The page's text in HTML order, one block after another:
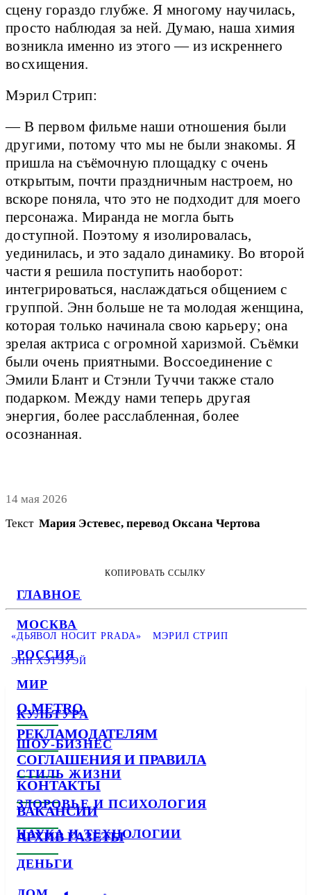
ГЛАВНОЕ
МОСКВА
РОССИЯ
МИР
КУЛЬТУРА
ШОУ-БИЗНЕС
СТИЛЬ ЖИЗНИ
ЗДОРОВЬЕ И ПСИХОЛОГИЯ
НАУКА И ТЕХНОЛОГИИ
ДЕНЬГИ
сцену гораздо глубже. Я многому научилась,
просто наблюдая за ней. Думаю, наша химия
возникла именно из этого — из искреннего
восхищения.
Мэрил Стрип:
— В первом фильме наши отношения были
другими, потому что мы не были знакомы. Я
пришла на съёмочную площадку с очень
открытым, почти праздничным настроем, но
вскоре поняла, что это не подходит для моего
персонажа. Миранда не могла быть
доступной. Поэтому я изолировалась,
уединилась, и это задало динамику. Во второй
части я решила поступить наоборот:
интегрироваться, наслаждаться общением с
группой. Энн больше не та молодая женщина,
которая только начинала свою карьеру; она
зрелая актриса с огромной харизмой. Съёмки
были очень приятными. Воссоединение с
Эмили Блант и Стэнли Туччи также стало
подарком. Между нами теперь другая
энергия, более расслабленная, более
осознанная.
14 мая 2026
Текст Мария Эстевес, перевод Оксана Чертова
КОПИРОВАТЬ ССЫЛКУ
«ДЬЯВОЛ НОСИТ PRADA» МЭРИЛ СТРИП
ЭНН ХЭТЭУЭЙ
О METRO
РЕКЛАМОДАТЕЛЯМ
СОГЛАШЕНИЯ И ПРАВИЛА
КОНТАКТЫ
ВАКАНСИИ
АРХИВ ГАЗЕТЫ